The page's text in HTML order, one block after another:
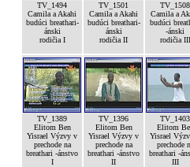
TV_1494
Camila a Akahi
budúci breathari-
ánski
rodičia I
TV_1501
Camila a Akahi
budúci breathari-
ánski
rodičia II
TV_1508
Camila a
budúci
-ánski
rodičia III
TV_1389
Elitom Ben
Yisrael Výzvy v
prechode na
breathari -ánstvo
I
TV_1396
Elitom Ben
Yisrael Výzvy v
prechode na
breathari -ánstvo
II
TV_1403
Elitom
Yisrael
prechode
breathari -
III